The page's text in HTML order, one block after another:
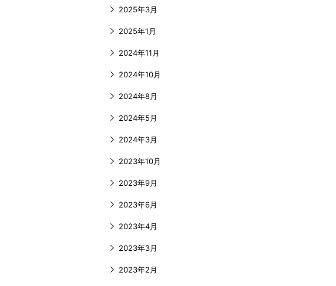
2025年3月
2025年1月
2024年11月
2024年10月
2024年8月
2024年5月
2024年3月
2023年10月
2023年9月
2023年6月
2023年4月
2023年3月
2023年2月